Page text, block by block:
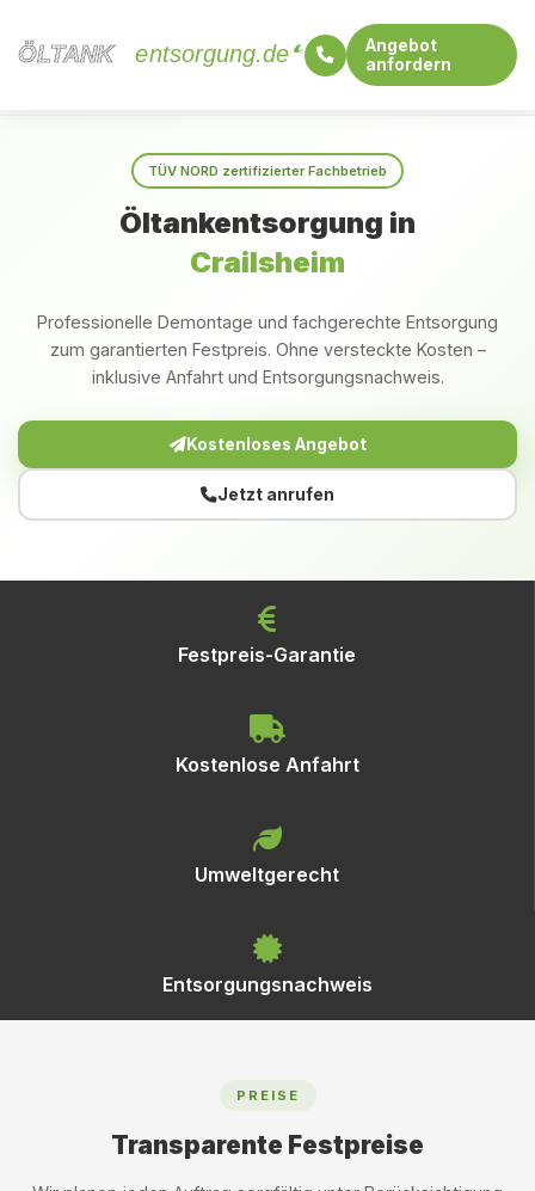
ÖLTANK
ÖLTANK entsorgung.de
Angebot
anfordern
TÜV NORD zertifizierter Fachbetrieb
Öltankentsorgung in
Crailsheim
Professionelle Demontage und fachgerechte Entsorgung
zum garantierten Festpreis. Ohne versteckte Kosten –
inklusive Anfahrt und Entsorgungsnachweis.
Kostenloses Angebot
Jetzt anrufen
Festpreis-Garantie
Kostenlose Anfahrt
Umweltgerecht
Entsorgungsnachweis
PREISE
Transparente Festpreise